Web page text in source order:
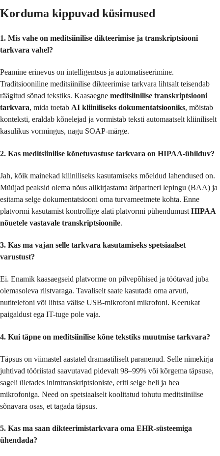
Korduma kippuvad küsimused
1. Mis vahe on meditsiinilise dikteerimise ja transkriptsiooni
tarkvara vahel?
Peamine erinevus on intelligentsus ja automatiseerimine.
Traditsiooniline meditsiinilise dikteerimise tarkvara lihtsalt teisendab
räägitud sõnad tekstiks. Kaasaegne meditsiinilise transkriptsiooni
tarkvara, mida toetab AI kliiniliseks dokumentatsiooniks, mõistab
konteksti, eraldab kõnelejad ja vormistab teksti automaatselt kliiniliselt
kasulikus vormingus, nagu SOAP-märge.
2. Kas meditsiinilise kõnetuvastuse tarkvara on HIPAA-ühilduv?
Jah, kõik mainekad kliiniliseks kasutamiseks mõeldud lahendused on.
Müüjad peaksid olema nõus allkirjastama äripartneri lepingu (BAA) ja
esitama selge dokumentatsiooni oma turvameetmete kohta. Enne
platvormi kasutamist kontrollige alati platvormi pühendumust HIPAA
nõuetele vastavale transkriptsioonile.
3. Kas ma vajan selle tarkvara kasutamiseks spetsiaalset
varustust?
Ei. Enamik kaasaegseid platvorme on pilvepõhised ja töötavad juba
olemasoleva riistvaraga. Tavaliselt saate kasutada oma arvuti,
nutitelefoni või lihtsa välise USB-mikrofoni mikrofoni. Keerukat
paigaldust ega IT-tuge pole vaja.
4. Kui täpne on meditsiinilise kõne tekstiks muutmise tarkvara?
Täpsus on viimastel aastatel dramaatiliselt paranenud. Selle nimekirja
juhtivad tööriistad saavutavad pidevalt 98–99% või kõrgema täpsuse,
sageli ületades inimtranskriptsioniste, eriti selge heli ja hea
mikrofoniga. Need on spetsiaalselt koolitatud tohutu meditsiinilise
sõnavara osas, et tagada täpsus.
5. Kas ma saan dikteerimistarkvara oma EHR-süsteemiga
ühendada?